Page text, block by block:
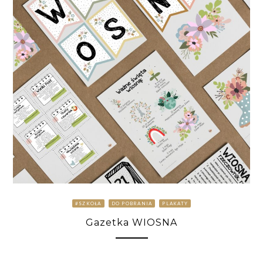
#SZKOŁA DO POBRANIA PLAKATY
Gazetka WIOSNA